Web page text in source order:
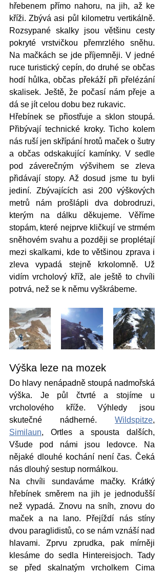
hřebenem přímo nahoru, na jih, až ke
kříži. Zbývá asi půl kilometru vertikálně.
Rozsypané skalky jsou většinu cesty
pokryté vrstvičkou přemrzlého sněhu.
Na mačkách se jde příjemněji. V jedné
ruce turistický cepín, do druhé se občas
hodí hůlka, občas překáží při přelézání
skalisek. Ještě, že počasí nám přeje a
dá se jít celou dobu bez rukavic.
Hřebínek se přiostřuje a sklon stoupá.
Přibývají technické kroky. Ticho kolem
nás ruší jen skřípání hrotů maček o šutry
a občas odskakující kamínky. V sedle
pod záverečným výšvihem se zleva
přidávají stopy. Až dosud jsme tu byli
jediní. Zbývajících asi 200 výškových
metrů nám prošlápli dva dobrodruzi,
kterým na dálku děkujeme. Věříme
stopám, které nejprve kličkují ve strmém
sněhovém svahu a později se proplétají
mezi skalkami, kde to většinou zprava i
zleva vypadá stejně krkolomně. Už
vidím vrcholový kříž, ale ještě to chvíli
potrvá, než se k němu vyškrábeme.
Výška leze na mozek
Do hlavy nenápadně stoupá nadmořská
výška. Je půl čtvrté a stojíme u
vrcholového kříže. Výhledy jsou
skutečné nádherné. Wildspitze
Similaun, Ortles a spousta dalších,
Všude pod námi jsou ledovce. Na
nějaké dlouhé kochání není čas. Čeká
nás dlouhý sestup normálkou.
Na chvíli sundaváme mačky. Krátký
hřebínek směrem na jih je jednodušší
než vypadá. Znovu na sníh, znovu do
maček a na lano. Přejíždí nás stíny
dvou paraglidistů, co se nám vznáší nad
hlavami. Zprvu zprudka, pak mírněji
klesáme do sedla Hintereisjoch. Tady
se před skalnatým vrcholkem Cima